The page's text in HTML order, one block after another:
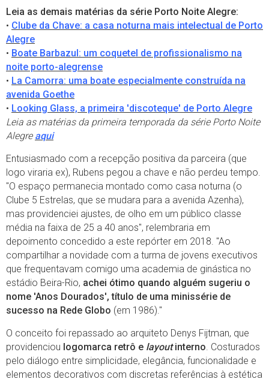
Leia as demais matérias da série Porto Noite Alegre:
• Clube da Chave: a casa noturna mais intelectual de Porto
Alegre
• Boate Barbazul: um coquetel de profissionalismo na
noite porto-alegrense
• La Camorra: uma boate especialmente construída na
avenida Goethe
• Looking Glass, a primeira 'discoteque' de Porto Alegre
Leia as matérias da primeira temporada da série Porto Noite
Alegre aqui
Entusiasmado com a recepção positiva da parceira (que
logo viraria ex), Rubens pegou a chave e não perdeu tempo.
"O espaço permanecia montado como casa noturna (o
Clube 5 Estrelas, que se mudara para a avenida Azenha),
mas providenciei ajustes, de olho em um público classe
média na faixa de 25 a 40 anos", relembraria em
depoimento concedido a este repórter em 2018. "Ao
compartilhar a novidade com a turma de jovens executivos
que frequentavam comigo uma academia de ginástica no
estádio Beira-Rio, achei ótimo quando alguém sugeriu o
nome 'Anos Dourados', título de uma minissérie de
sucesso na Rede Globo (em 1986)."
O conceito foi repassado ao arquiteto Denys Fijtman, que
providenciou logomarca retrô e layoutinterno. Costurados
pelo diálogo entre simplicidade, elegância, funcionalidade e
elementos decorativos com discretas referências à estética